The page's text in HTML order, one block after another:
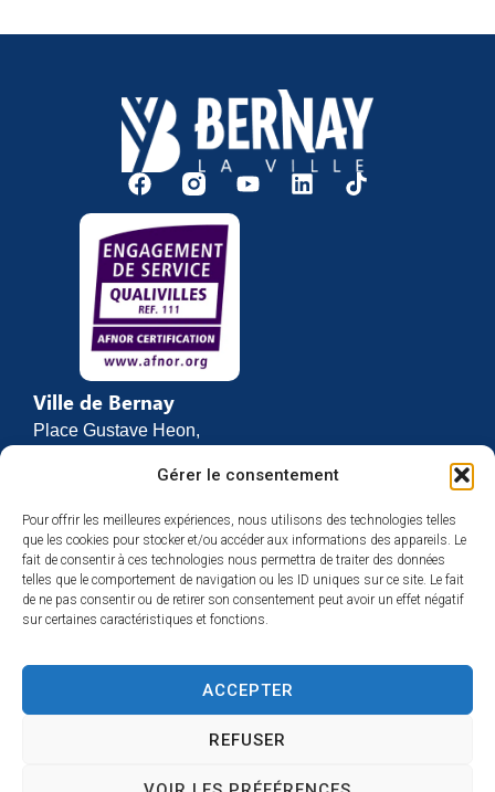
Gérer le consentement
Pour offrir les meilleures expériences, nous utilisons des technologies telles
que les cookies pour stocker et/ou accéder aux informations des appareils. Le
fait de consentir à ces technologies nous permettra de traiter des données
telles que le comportement de navigation ou les ID uniques sur ce site. Le fait
de ne pas consentir ou de retirer son consentement peut avoir un effet négatif
sur certaines caractéristiques et fonctions.
ACCEPTER
REFUSER
Ville de Bernay
Place Gustave Heon,
27307 BERNAY
02 32 46 63 00
Contact
Horaires d’ouverture
Du lundi au vendredi :
et de 13h30 à 17h